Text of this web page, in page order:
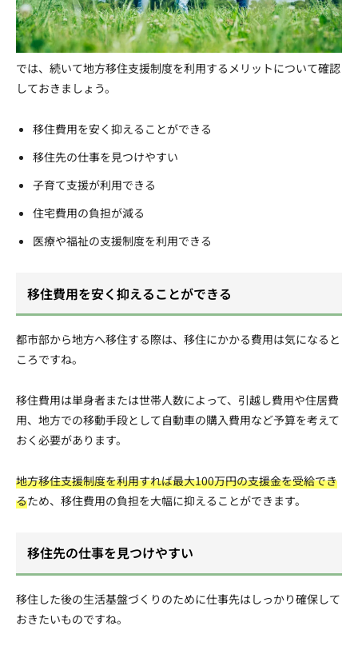
では、続いて地方移住支援制度を利用するメリットについて確認
しておきましょう。
移住費用を安く抑えることができる
移住先の仕事を見つけやすい
子育て支援が利用できる
住宅費用の負担が減る
医療や福祉の支援制度を利用できる
移住費用を安く抑えることができる
都市部から地方へ移住する際は、移住にかかる費用は気になると
ころですね。
移住費用は単身者または世帯人数によって、引越し費用や住居費
用、地方での移動手段として自動車の購入費用など予算を考えて
おく必要があります。
地方移住支援制度を利用すれば最大100万円の支援金を受給でき
るため、移住費用の負担を大幅に抑えることができます。
移住先の仕事を見つけやすい
移住した後の生活基盤づくりのために仕事先はしっかり確保して
おきたいものですね。